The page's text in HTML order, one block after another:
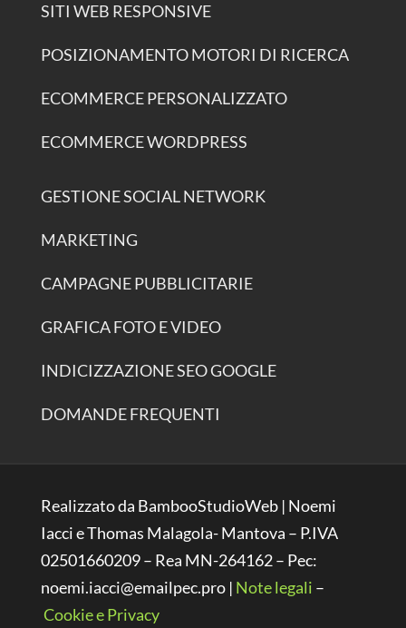
SITI WEB RESPONSIVE
POSIZIONAMENTO MOTORI DI RICERCA
ECOMMERCE PERSONALIZZATO
ECOMMERCE WORDPRESS
GESTIONE SOCIAL NETWORK
MARKETING
CAMPAGNE PUBBLICITARIE
GRAFICA FOTO E VIDEO
INDICIZZAZIONE SEO GOOGLE
DOMANDE FREQUENTI
Realizzato da BambooStudioWeb | Noemi
Iacci e Thomas Malagola- Mantova – P.IVA
02501660209 – Rea MN-264162 – Pec:
noemi.iacci@emailpec.pro | Note legali –
Cookie e Privacy